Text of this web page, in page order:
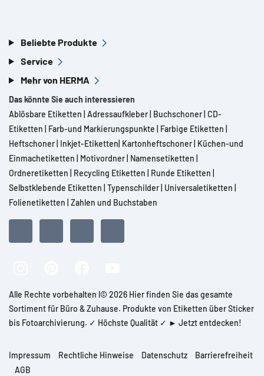
Beliebte Produkte
Service
Mehr von HERMA
Das könnte Sie auch interessieren
Ablösbare Etiketten Adressaufkleber Buchschoner CD-
Etiketten
Farb-und Markierungspunkte Farbige Etiketten
Heftschoner Inkjet-Etiketten Kartonheftschoner Küchen-und
Einmachetiketten
Motivordner Namensetiketten
Ordneretiketten
Recycling Etiketten Runde Etiketten
Selbstklebende Etiketten Typenschilder Universaletiketten
Folienetiketten Zahlen und Buchstaben
Alle Rechte vorbehalten l© 2026 Hier finden Sie das gesamte
Sortiment für Büro & Zuhause. Produkte von Etiketten über Sticker
bis Fotoarchivierung. ✓ Höchste Qualität ✓ ► Jetzt entdecken!
Impressum Rechtliche Hinweise Datenschutz
Barrierefreiheit
AGB